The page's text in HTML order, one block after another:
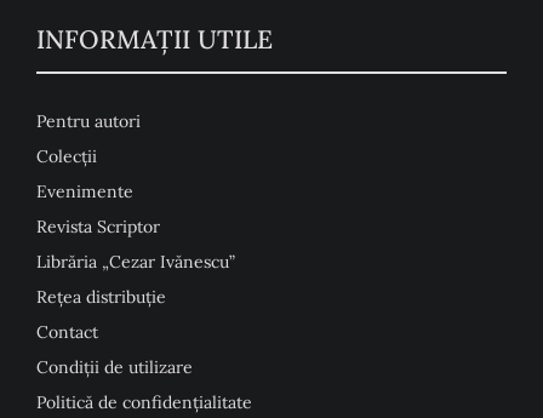
INFORMAŢII UTILE
Pentru autori
Colecţii
Evenimente
Revista Scriptor
Librăria „Cezar Ivănescu”
Rețea distribuție
Contact
Condiţii de utilizare
Politică de confidențialitate